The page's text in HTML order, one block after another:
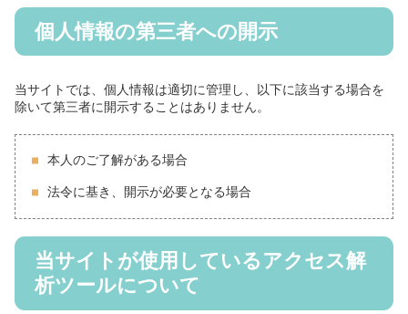
個人情報の第三者への開示
当サイトでは、個人情報は適切に管理し、以下に該当する場合を
除いて第三者に開示することはありません。
本人のご了解がある場合
法令に基き、開示が必要となる場合
当サイトが使用しているアクセス解
析ツールについて